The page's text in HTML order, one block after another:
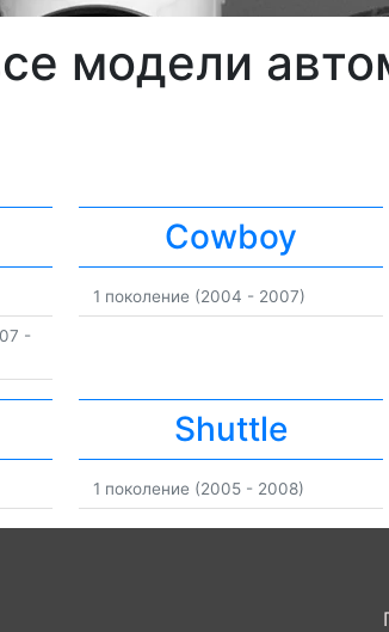
модели
-
Cowboy
1 поколение (2004 - 2007)
Shuttle
1 поколение (2005 - 2008)